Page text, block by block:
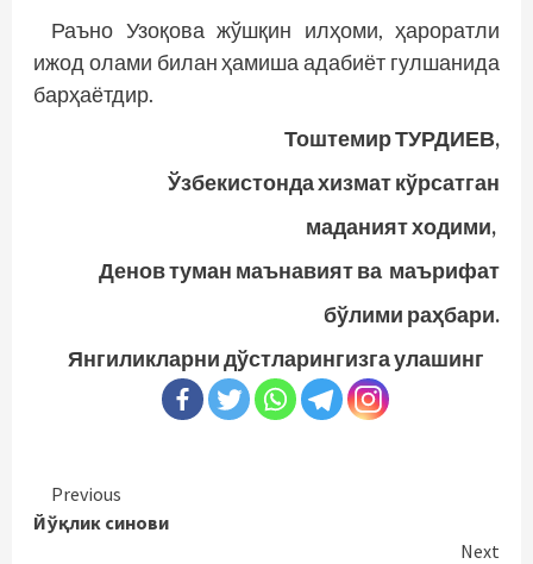
Раъно Узоқова жўшқин илҳоми, ҳароратли
ижод олами билан ҳамиша адабиёт гулшанида
барҳаётдир.
Тоштемир ТУРДИЕВ,
Ўзбекистонда хизмат кўрсатган
маданият ходими,
Денов туман маънавият ва маърифат
бўлими раҳбари.
Янгиликларни дўстларингизга улашинг
Continue
Reading
Previous
Йўқлик синови
Next